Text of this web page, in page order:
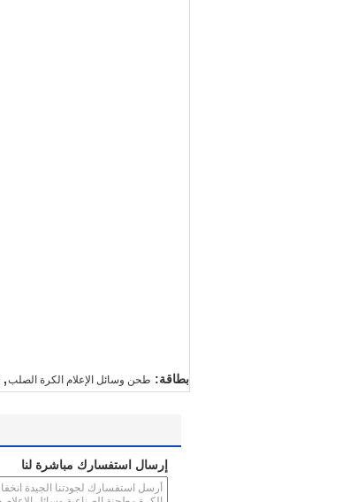
بطاقة: طحن وسائل الإعلام الكرة الصلب,
إرسال استفسارك مباشرة لنا